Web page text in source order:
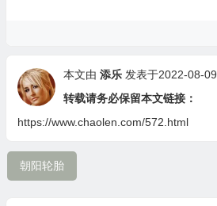
本文由 添乐 发表于2022-08-09
转载请务必保留本文链接：
https://www.chaolen.com/572.html
朝阳轮胎